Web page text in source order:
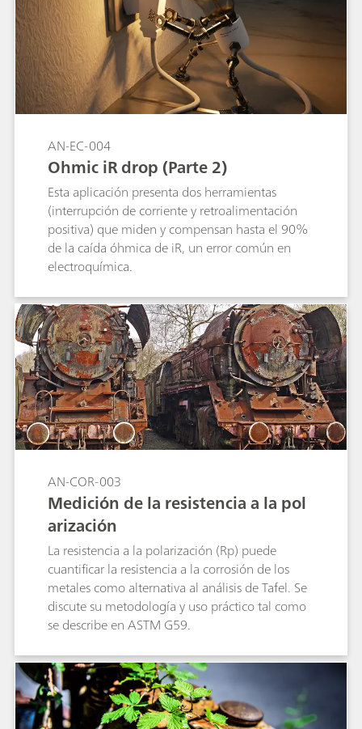
AN-EC-004
Ohmic iR drop (Parte 2)
Esta aplicación presenta dos herramientas
(interrupción de corriente y retroalimentación
positiva) que miden y compensan hasta el 90%
de la caída óhmica de iR, un error común en
electroquímica.
AN-COR-003
Medición de la resistencia a la pol
arización
La resistencia a la polarización (Rp) puede
cuantificar la resistencia a la corrosión de los
metales como alternativa al análisis de Tafel. Se
discute su metodología y uso práctico tal como
se describe en ASTM G59.